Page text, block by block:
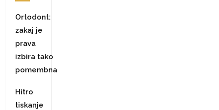
Ortodont:
zakaj je
prava
izbira tako
pomembna
Hitro
tiskanje